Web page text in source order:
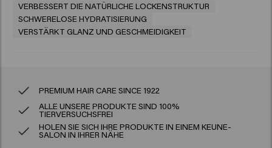
VERBESSERT DIE NATÜRLICHE LOCKENSTRUKTUR
SCHWERELOSE HYDRATISIERUNG
VERSTÄRKT GLANZ UND GESCHMEIDIGKEIT
PREMIUM HAIR CARE SINCE 1922
ALLE UNSERE PRODUKTE SIND 100%
TIERVERSUCHSFREI
HOLEN SIE SICH IHRE PRODUKTE IN EINEM KEUNE-
SALON IN IHRER NÄHE